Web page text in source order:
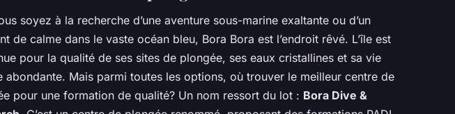
soyez à la recherche d’une aventure sous-marine exaltante ou d’un
de calme dans le vaste océan bleu, Bora Bora est l’endroit rêvé. L’île est
pour la qualité de ses sites de plongée, ses eaux cristallines et sa vie
abondante. Mais parmi toutes les options, où trouver le meilleur centre de
pour une formation de qualité? Un nom ressort du lot : Bora Dive &